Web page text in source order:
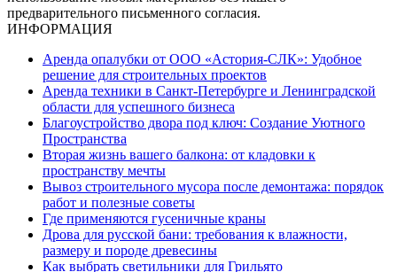
предварительного письменного согласия.
ИНФОРМАЦИЯ
Аренда опалубки от ООО «Астория-СЛК»: Удобное
решение для строительных проектов
Аренда техники в Санкт-Петербурге и Ленинградской
области для успешного бизнеса
Благоустройство двора под ключ: Создание Уютного
Пространства
Вторая жизнь вашего балкона: от кладовки к
пространству мечты
Вывоз строительного мусора после демонтажа: порядок
работ и полезные советы
Где применяются гусеничные краны
Дрова для русской бани: требования к влажности,
размеру и породе древесины
Как выбрать светильники для Грильято